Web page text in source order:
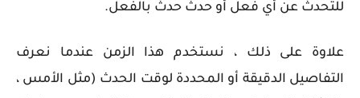
للتحدث عن أي فعل أو حدث حدث بالفعل.
علاوة على ذلك ، نستخدم هذا الزمن عندما نعرف
التفاصيل الدقيقة أو المحددة لوقت الحدث (مثل الأمس ،